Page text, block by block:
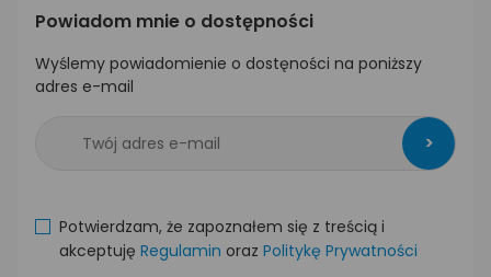
Powiadom mnie o dostępności
Wyślemy powiadomienie o dostęności na poniższy
adres e-mail
>
Potwierdzam, że zapoznałem się z treścią i
akceptuję Regulamin oraz Politykę Prywatności